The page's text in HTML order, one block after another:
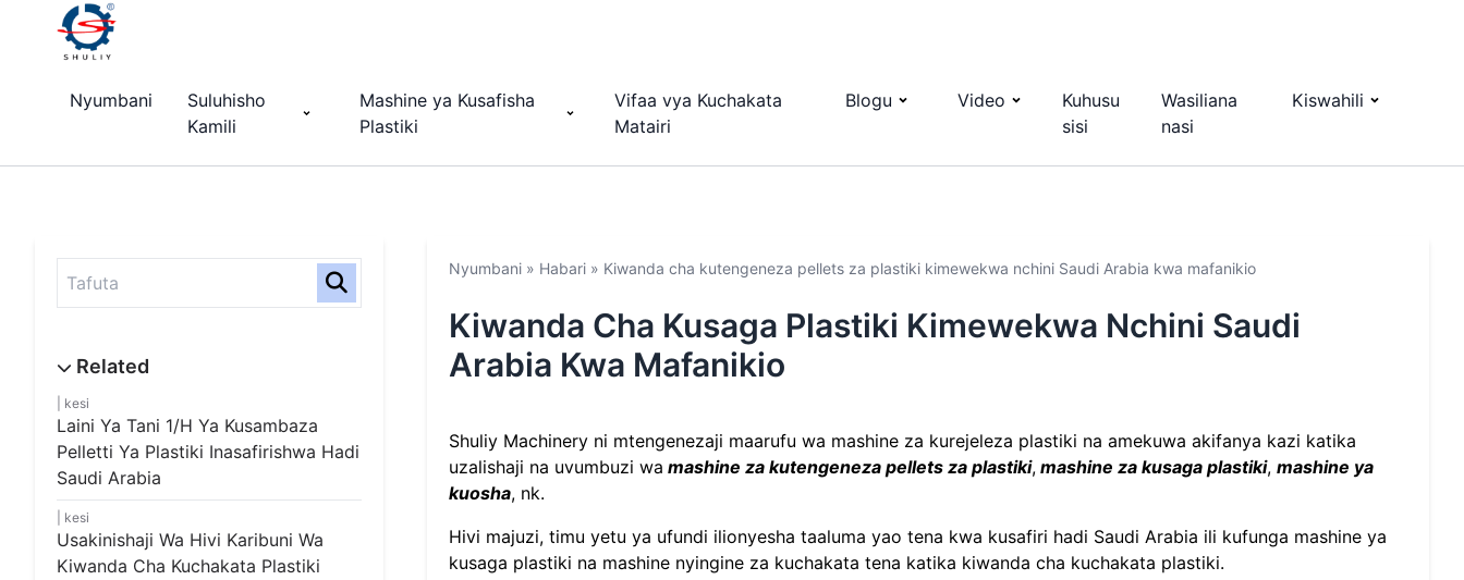
Nyumbani
Suluhisho
Kamili
Mashine ya Kusafisha
Plastiki
Vifaa vya Kuchakata
Matairi
Blogu Video
Kuhusu
sisi
Wasiliana
nasi
Kiswahili
kesi
Laini Ya Tani 1/H Ya Kusambaza
Pelletti Ya Plastiki Inasafirishwa Hadi
Saudi Arabia
kesi
Usakinishaji Wa Hivi Karibuni Wa
Kiwanda Cha Kuchakata Plastiki
Nyumbani » Habari » Kiwanda cha kutengeneza pellets za plastiki kimewekwa nchini Saudi Arabia kwa mafanikio
Kiwanda Cha Kusaga Plastiki Kimewekwa Nchini Saudi
Arabia Kwa Mafanikio
Shuliy Machinery ni mtengenezaji maarufu wa mashine za kurejeleza plastiki na amekuwa akifanya kazi katika
uzalishaji na uvumbuzi wa mashine za kutengeneza pellets za plastiki, mashine za kusaga plastiki, mashine ya
kuosha, nk.
Hivi majuzi, timu yetu ya ufundi ilionyesha taaluma yao tena kwa kusafiri hadi Saudi Arabia ili kufunga mashine ya
kusaga plastiki na mashine nyingine za kuchakata tena katika kiwanda cha kuchakata plastiki.